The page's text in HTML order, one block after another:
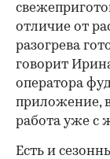
отличие от
разогрева
говорит
оператора
приложение,
работа уже с
Есть и